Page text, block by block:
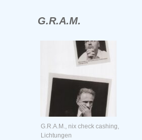
G.R.A.M.
G.R.A.M., nix check cashing,
Lichtungen